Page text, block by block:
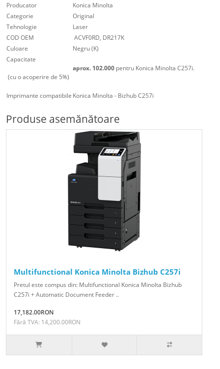
Producator
Konica Minolta
Categorie
Original
Tehnologie
Laser
COD OEM
ACVF0RD, DR217K
Culoare
Negru (K)
Capacitate
(cu o acoperire de 5%)
aprox. 102.000 pentru Konica Minolta C257i.
Imprimante compatibile Konica Minolta - Bizhub C257i
Produse asemănătoare
Multifunctional Konica Minolta Bizhub C257i
Pretul este compus din: Multifunctional Konica Minolta Bizhub
C257i + Automatic Document Feeder ..
17,182.00RON
Fără TVA: 14,200.00RON